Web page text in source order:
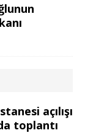
açılışı
toplantı